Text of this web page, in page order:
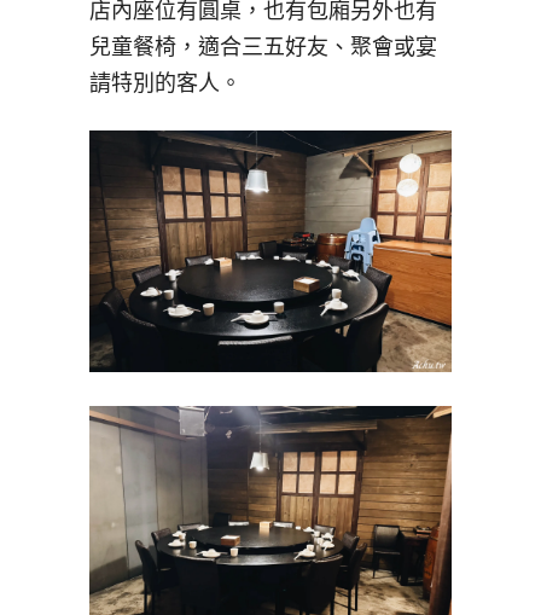
店內座位有圓桌，也有包廂另外也有
兒童餐椅，適合三五好友、聚會或宴
請特別的客人。